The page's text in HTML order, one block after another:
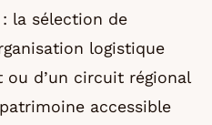
la sélection de
logistique
ou d’un circuit régional
accessible